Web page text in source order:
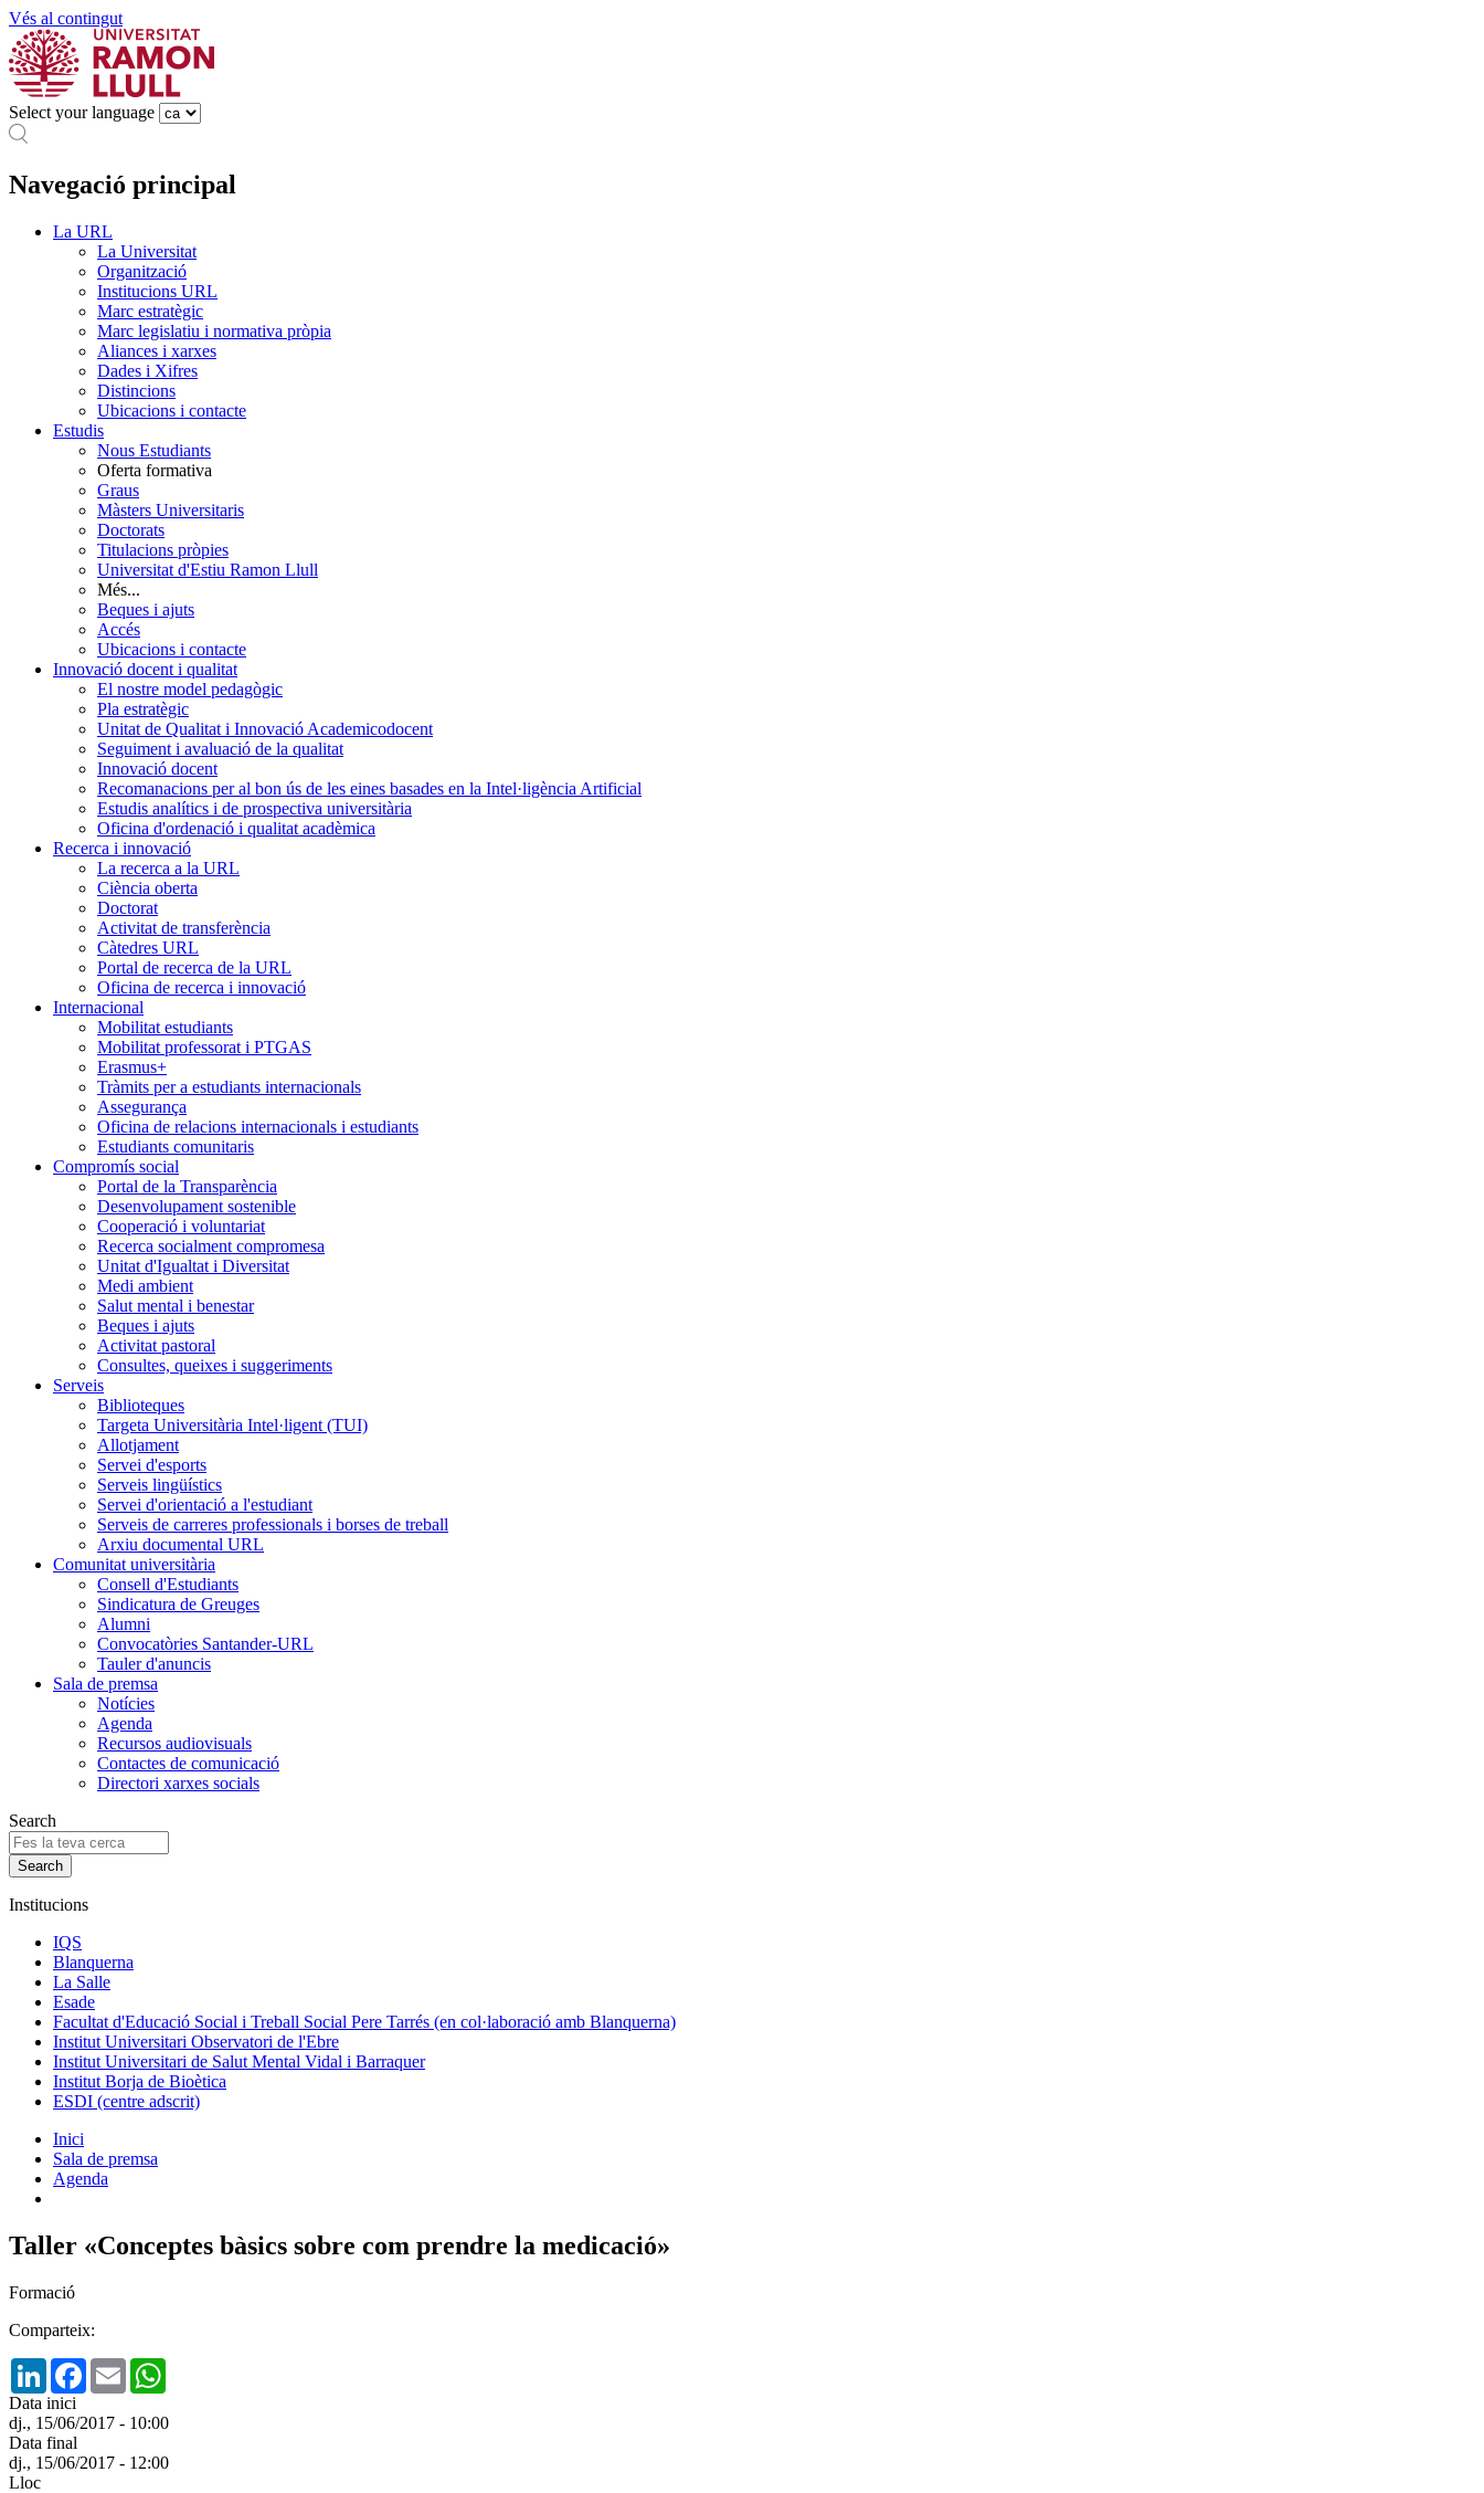
Vés al contingut
Select your language
Navegació principal
La URL
La Universitat
Organització
Institucions URL
Marc estratègic
Marc legislatiu i normativa pròpia
Aliances i xarxes
Dades i Xifres
Distincions
Ubicacions i contacte
Estudis
Nous Estudiants
Oferta formativa
Graus
Màsters Universitaris
Doctorats
Titulacions pròpies
Universitat d'Estiu Ramon Llull
Més...
Beques i ajuts
Accés
Ubicacions i contacte
Innovació docent i qualitat
El nostre model pedagògic
Pla estratègic
Unitat de Qualitat i Innovació Academicodocent
Seguiment i avaluació de la qualitat
Innovació docent
Recomanacions per al bon ús de les eines basades en la Intel·ligència Artificial
Estudis analítics i de prospectiva universitària
Oficina d'ordenació i qualitat acadèmica
Recerca i innovació
La recerca a la URL
Ciència oberta
Doctorat
Activitat de transferència
Càtedres URL
Portal de recerca de la URL
Oficina de recerca i innovació
Internacional
Mobilitat estudiants
Mobilitat professorat i PTGAS
Erasmus+
Tràmits per a estudiants internacionals
Assegurança
Oficina de relacions internacionals i estudiants
Estudiants comunitaris
Compromís social
Portal de la Transparència
Desenvolupament sostenible
Cooperació i voluntariat
Recerca socialment compromesa
Unitat d'Igualtat i Diversitat
Medi ambient
Salut mental i benestar
Beques i ajuts
Activitat pastoral
Consultes, queixes i suggeriments
Serveis
Biblioteques
Targeta Universitària Intel·ligent (TUI)
Allotjament
Servei d'esports
Serveis lingüístics
Servei d'orientació a l'estudiant
Serveis de carreres professionals i borses de treball
Arxiu documental URL
Comunitat universitària
Consell d'Estudiants
Sindicatura de Greuges
Alumni
Convocatòries Santander-URL
Tauler d'anuncis
Sala de premsa
Notícies
Agenda
Recursos audiovisuals
Contactes de comunicació
Directori xarxes socials
Search
Institucions
IQS
Blanquerna
La Salle
Esade
Facultat d'Educació Social i Treball Social Pere Tarrés (en col·laboració amb Blanquerna)
Institut Universitari Observatori de l'Ebre
Institut Universitari de Salut Mental Vidal i Barraquer
Institut Borja de Bioètica
ESDI (centre adscrit)
Inici
Sala de premsa
Agenda
Taller «Conceptes bàsics sobre com prendre la medicació»
Formació
Comparteix:
LinkedInFacebook
Email
Data inici
dj., 15/06/2017 - 10:00
Data final
dj., 15/06/2017 - 12:00
Lloc